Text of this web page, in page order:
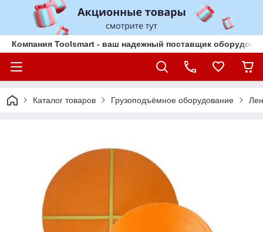
Компания Toolsmart - ваш надежный поставщик
Каталог товаров Грузоподъёмное оборудование